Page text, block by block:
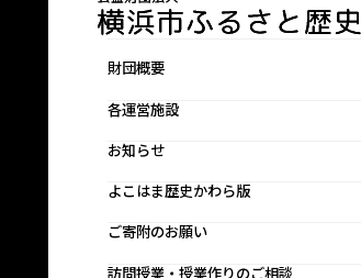
財団概要
各運営施設
お知らせ
よこはま歴史かわら版
ご寄附のお願い
訪問授業・授業作りのご相談